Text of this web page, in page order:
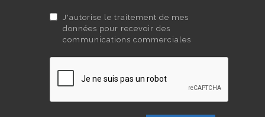
J'autorise le traitement de mes
données pour recevoir des
communications commerciales